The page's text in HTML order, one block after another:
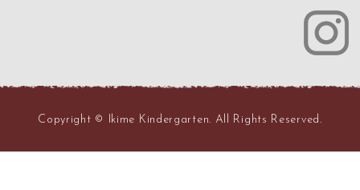
Copyright © Ikime Kindergarten. All Rights Reserved.